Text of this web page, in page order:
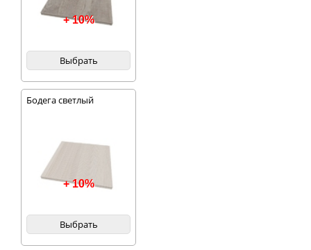
+ 10%
Выбрать
Бодега светлый
+ 10%
Выбрать